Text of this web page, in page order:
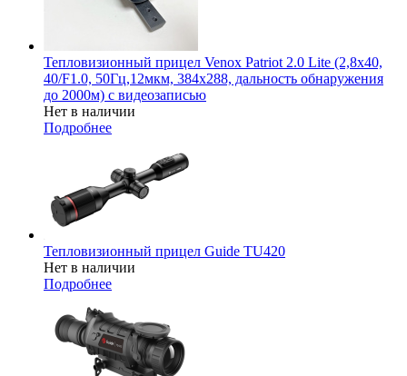
Тепловизионный прицел Venox Patriot 2.0 Lite (2,8x40,
40/F1.0, 50Гц,12мкм, 384х288, дальность обнаружения
до 2000м) c видеозаписью
Нет в наличии
Подробнее
Тепловизионный прицел Guide TU420
Нет в наличии
Подробнее